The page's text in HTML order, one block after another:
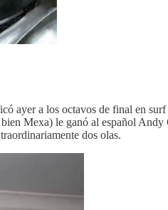
ayer a los octavos de final en
Mexa) le ganó al español
dos olas.